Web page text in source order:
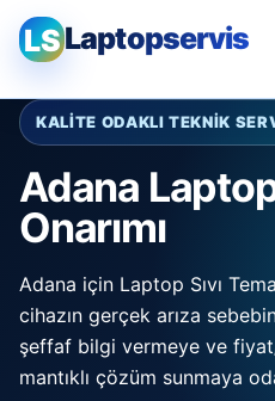
LSLaptopservis
KALİTE ODAKLI TEKNİK
Adana Laptop
Onarımı
Adana için Laptop Sıvı
cihazın gerçek arıza
şeffaf bilgi vermeye ve
mantıklı çözüm sunmaya